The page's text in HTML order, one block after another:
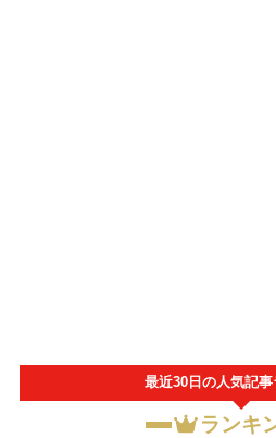
最近30日の人気記
ランキ